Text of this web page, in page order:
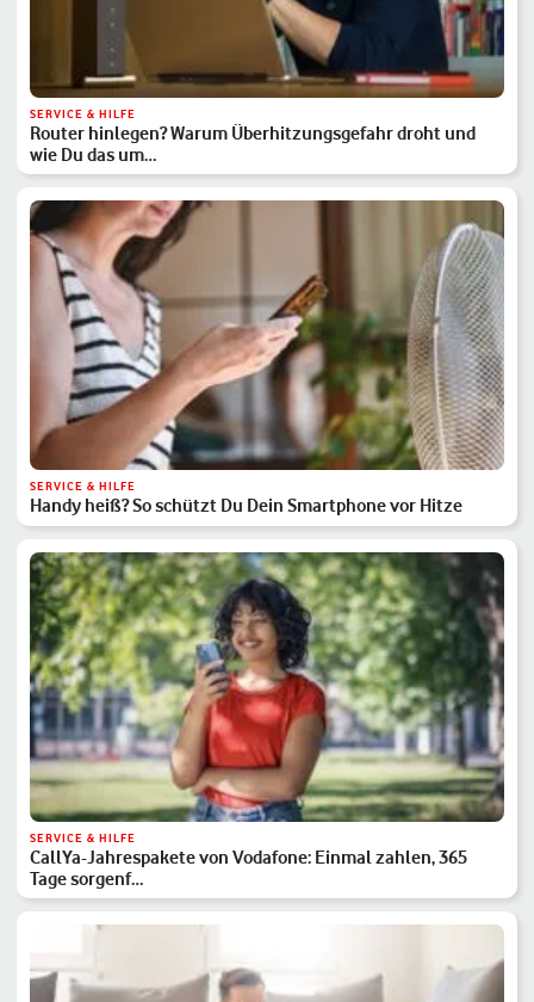
SERVICE & HILFE
Router hinlegen? Warum Überhitzungsgefahr droht und
wie Du das um…
SERVICE & HILFE
Handy heiß? So schützt Du Dein Smartphone vor Hitze
SERVICE & HILFE
CallYa-Jahrespakete von Vodafone: Einmal zahlen, 365
Tage sorgenf…